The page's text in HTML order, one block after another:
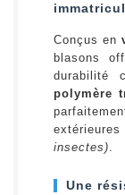
Conçus en
blasons
durabilité
polymère
extérieures
insectes).
Une